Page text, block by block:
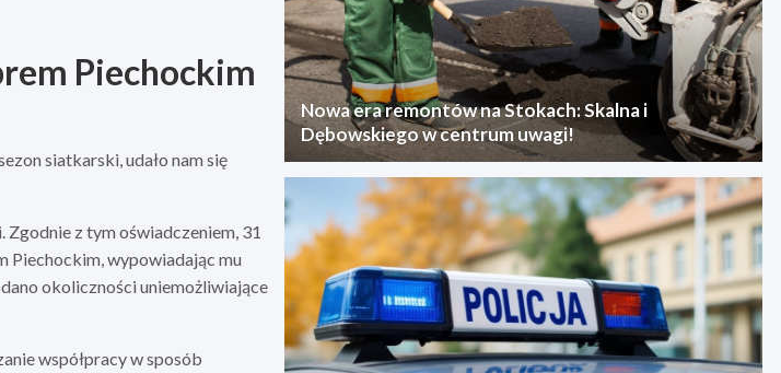
Piechockim
siatkarski, udało nam się
z tym oświadczeniem, 31
Piechockim, wypowiadając mu
okoliczności uniemożliwiające
współpracy w sposób
Nowa era remontów na Stokach: Skalna i
Dębowskiego w centrum uwagi!